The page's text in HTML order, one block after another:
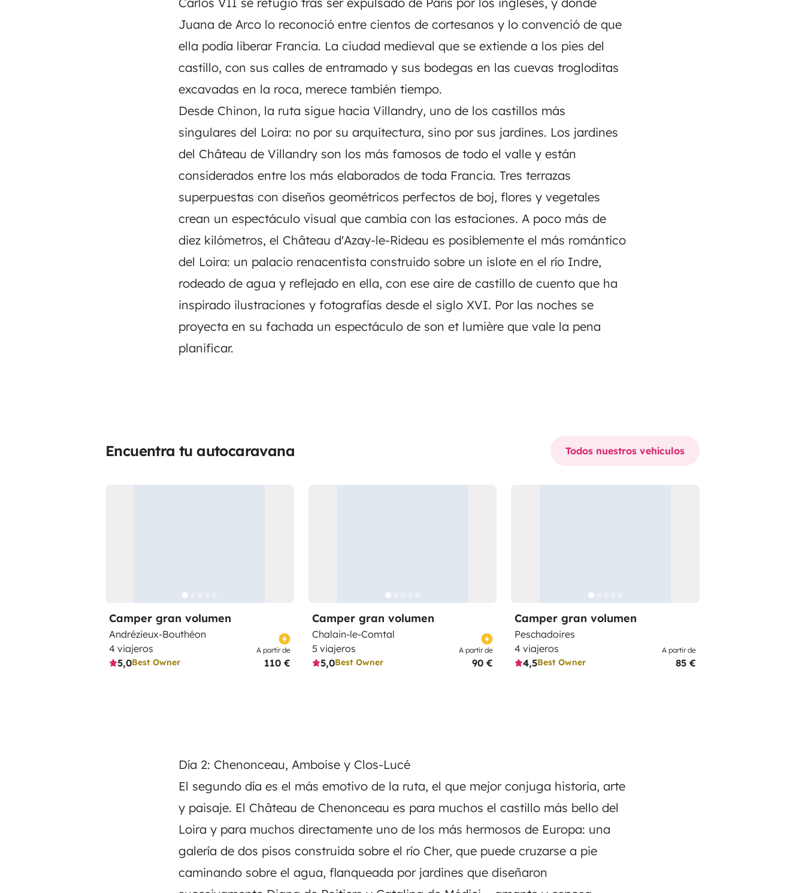
Juana de Arco lo reconoció entre cientos de cortesanos y lo convenció de que
ella podía liberar Francia. La ciudad medieval que se extiende a los pies del
castillo, con sus calles de entramado y sus bodegas en las cuevas trogloditas
excavadas en la roca, merece también tiempo.
Desde Chinon, la ruta sigue hacia Villandry, uno de los castillos más
singulares del Loira: no por su arquitectura, sino por sus jardines. Los jardines
del Château de Villandry son los más famosos de todo el valle y están
considerados entre los más elaborados de toda Francia. Tres terrazas
superpuestas con diseños geométricos perfectos de boj, flores y vegetales
crean un espectáculo visual que cambia con las estaciones. A poco más de
diez kilómetros, el Château d'Azay-le-Rideau es posiblemente el más romántico
del Loira: un palacio renacentista construido sobre un islote en el río Indre,
rodeado de agua y reflejado en ella, con ese aire de castillo de cuento que ha
inspirado ilustraciones y fotografías desde el siglo XVI. Por las noches se
proyecta en su fachada un espectáculo de son et lumière que vale la pena
planificar.
Encuentra tu autocaravana Todos nuestros vehículos
Camper gran volumen
Andrézieux-Bouthéon
4 viajeros
5,0Best Owner
A partir de
110 €
Camper gran volumen
Chalain-le-Comtal
5 viajeros
5,0Best Owner
A partir de
90 €
Camper gran volumen
Peschadoires
4 viajeros
4,5Best Owner
A partir de
85 €
Día 2: Chenonceau, Amboise y Clos-Lucé
El segundo día es el más emotivo de la ruta, el que mejor conjuga historia, arte
y paisaje. El Château de Chenonceau es para muchos el castillo más bello del
Loira y para muchos directamente uno de los más hermosos de Europa: una
galería de dos pisos construida sobre el río Cher, que puede cruzarse a pie
caminando sobre el agua, flanqueada por jardines que diseñaron